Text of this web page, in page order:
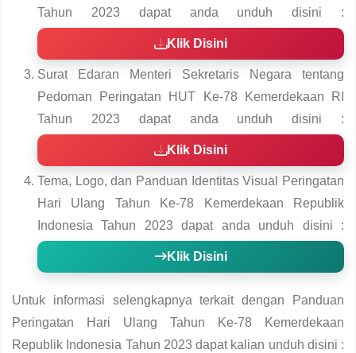
Tahun 2023 dapat anda unduh disini :
Klik Disini
Surat Edaran Menteri Sekretaris Negara tentang
Pedoman Peringatan HUT Ke-78 Kemerdekaan RI
Tahun 2023 dapat anda unduh disini :
Klik Disini
Tema, Logo, dan Panduan Identitas Visual Peringatan
Hari Ulang Tahun Ke-78 Kemerdekaan Republik
Indonesia Tahun 2023 dapat anda unduh disini :
Klik Disini
Untuk informasi selengkapnya terkait dengan Panduan
Peringatan Hari Ulang Tahun Ke-78 Kemerdekaan
Republik Indonesia Tahun 2023 dapat kalian unduh disini :